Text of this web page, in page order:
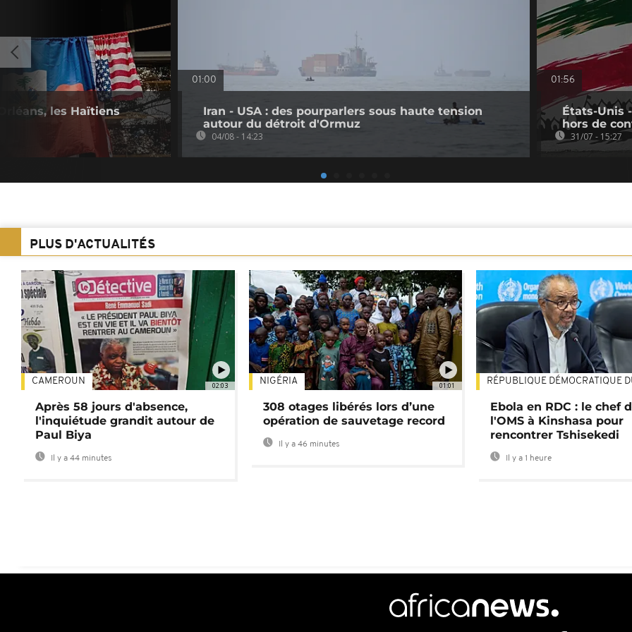
les Haïtiens
01:00
Iran - USA : des pourparlers sous haute tension
autour du détroit d'Ormuz
04/08 - 14:23
01:56
États-Unis
hors de
31/07 - 15:27
PLUS D'ACTUALITÉS
02:03
CAMEROUN
Après 58 jours d'absence,
l'inquiétude grandit autour de
Paul Biya
Il y a 44 minutes
01:01
NIGÉRIA
308 otages libérés lors d’une
opération de sauvetage record
Il y a 46 minutes
RÉPUBLIQUE DÉMOCRATIQUE
Ebola en RDC : le chef
l'OMS à Kinshasa pour
rencontrer Tshisekedi
Il y a 1 heure